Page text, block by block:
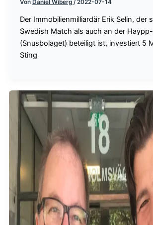
Von Daniel Wiberg / 2022-07-14
Der Immobilienmilliardär Erik Selin, der
Swedish Match als auch an der
(Snusbolaget) beteiligt ist, investiert 5
Sting